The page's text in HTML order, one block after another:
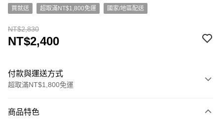
買就送 超取滿NT$1,800免運 國家/地區配送
NT$2,830
NT$2,400
付款與運送方式
超取滿NT$1,800免運
信用卡一次付款
商品特色